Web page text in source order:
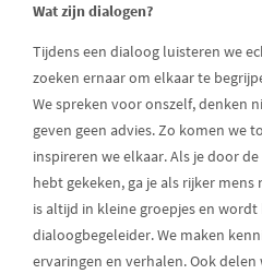
Wat zijn dialogen?
Tijdens een dialoog luisteren we
zoeken ernaar om elkaar te
We spreken voor onszelf, denken
geven geen advies. Zo komen we
inspireren we elkaar. Als je door
hebt gekeken, ga je als rijker mens
is altijd in kleine groepjes en
dialoogbegeleider. We maken
ervaringen en verhalen. Ook